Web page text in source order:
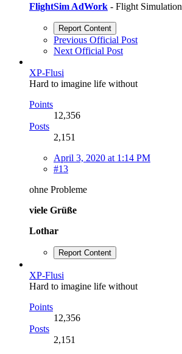
FlightSim AdWork - Flight Simulation
Report Content
Previous Official Post
Next Official Post
XP-Flusi
Hard to imagine life without
Points
12,356
Posts
2,151
April 3, 2020 at 1:14 PM
#13
ohne Probleme
viele Grüße
Lothar
Report Content
XP-Flusi
Hard to imagine life without
Points
12,356
Posts
2,151